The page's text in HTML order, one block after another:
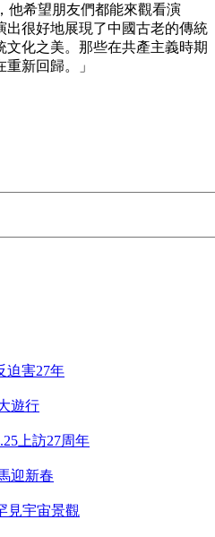
他希望朋友們都能來觀看演
出很好地展現了中國古老的傳統
化之美。那些在共產主義時期
新回歸。」
迫害27年
遊行
上訪27周年
迎新春
見宇宙景觀